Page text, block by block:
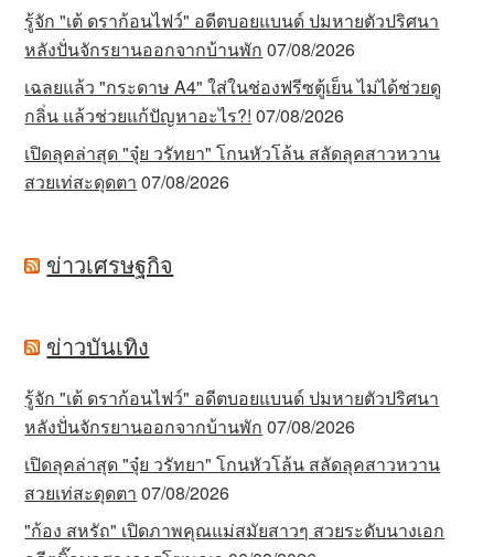
รู้จัก "เต้ ดราก้อนไฟว์" อดีตบอยแบนด์ ปมหายตัวปริศนา
หลังปั่นจักรยานออกจากบ้านพัก 07/08/2026
เฉลยแล้ว "กระดาษ A4" ใส่ในช่องฟรีซตู้เย็น ไม่ได้ช่วยดู
กลิ่น แล้วช่วยแก้ปัญหาอะไร?! 07/08/2026
เปิดลุคล่าสุด "จุ๋ย วรัทยา" โกนหัวโล้น สลัดลุคสาวหวาน
สวยเท่สะดุดตา 07/08/2026
ข่าวเศรษฐกิจ
ข่าวบันเทิง
รู้จัก "เต้ ดราก้อนไฟว์" อดีตบอยแบนด์ ปมหายตัวปริศนา
หลังปั่นจักรยานออกจากบ้านพัก 07/08/2026
เปิดลุคล่าสุด "จุ๋ย วรัทยา" โกนหัวโล้น สลัดลุคสาวหวาน
สวยเท่สะดุดตา 07/08/2026
"ก้อง สหรัถ" เปิดภาพคุณแม่สมัยสาวๆ สวยระดับนางเอก